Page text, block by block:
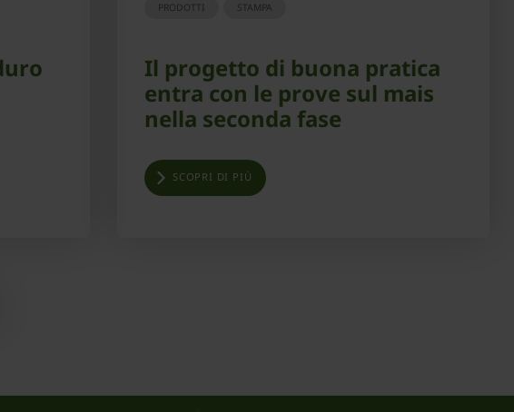
PRODOTTI STAMPA
Il progetto di buona pratica
entra con le prove sul mais
nella seconda fase
SCOPRI DI PIÙ